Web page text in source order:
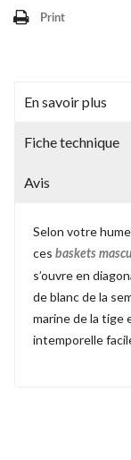
Print
En savoir plus
Fiche technique
Avis
Selon votre
ces baskets
s’ouvre en
de blanc de la
marine de la tige
intemporelle